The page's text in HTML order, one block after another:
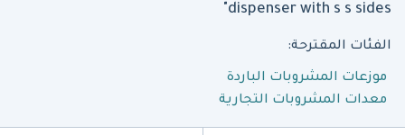
dispenser with s s sides"
الفئات المقترحة:
موزعات المشروبات الباردة
معدات المشروبات التجارية